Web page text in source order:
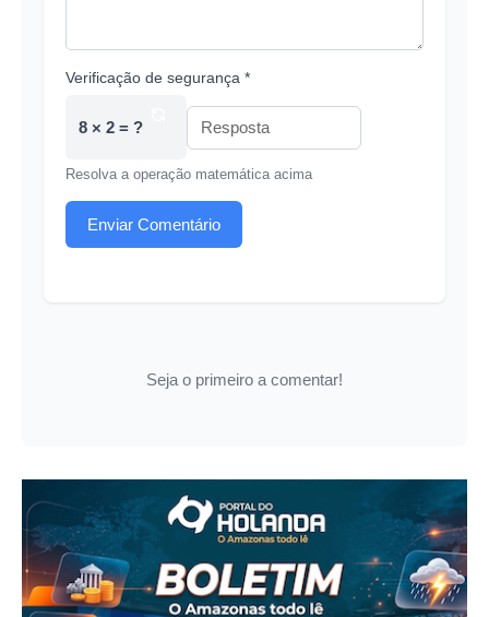
Verificação de segurança *
8 × 2 = ?
Resolva a operação matemática acima
Enviar Comentário
Seja o primeiro a comentar!